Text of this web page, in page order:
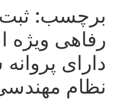
برچسب:
رفاهی ویژه
دارای
نظام